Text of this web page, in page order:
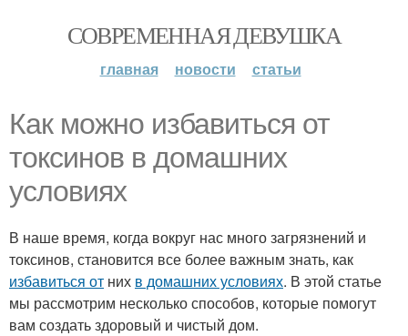
СОВРЕМЕННАЯ ДЕВУШКА
главная новости статьи
Как можно избавиться от
токсинов в домашних
условиях
В наше время, когда вокруг нас много загрязнений и
токсинов, становится все более важным знать, как
избавиться от них в домашних условиях. В этой статье
мы рассмотрим несколько способов, которые помогут
вам создать здоровый и чистый дом.